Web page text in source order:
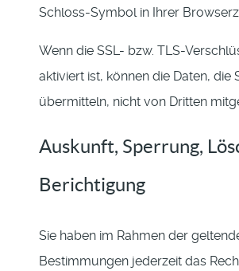
Schloss-Symbol in Ihrer
Wenn die SSL- bzw. TLS-
aktiviert ist, können die Daten, die
übermitteln, nicht von Dritten
Auskunft, Sperrung,
Berichtigung
Sie haben im Rahmen der
Bestimmungen jederzeit das